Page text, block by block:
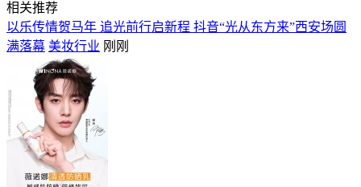
相关推荐
以乐传情贺马年 追光前行启新程 抖音“光从东方来”西安场圆
满落幕 美妆行业 刚刚